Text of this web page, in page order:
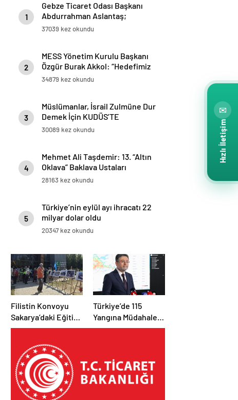
1
Gebze Ticaret Odası Başkanı
Abdurrahman Aslantaş;
“Gebze’nin en büyük şansı
olması. Yabancı sermaye,
networklarıyla ve know-
hows’ları ile Gebze’yi ticarette,
37039 kez okundu
2
MESS Yönetim Kurulu Başkanı
Özgür Burak Akkol: “Hedefimiz
işçi sendikaları ile iş birliği
34879 kez okundu
3
Müslümanlar, İsrail Zulmüne Dur
Demek İçin KUDÜS’TE
BULUŞMAK ÜZERE ahitleşiyor…
30089 kez okundu
4
Mehmet Ali Taşdemir: 13. “Altın
Oklava” Baklava Ustaları
Yarışması ve “Baklava Festivali”
28163 kez okundu
5
Türkiye’nin eylül ayı ihracatı 22
milyar dolar oldu
20347 kez okundu
Filistin Konvoyu
Sakarya’daki Eğitim
Kampını
Etabı Başlıyor
Türkiye’de 115
Yangına Müdahale
Edildi: 110’u Kontrol
✉
Hızlı İletişim